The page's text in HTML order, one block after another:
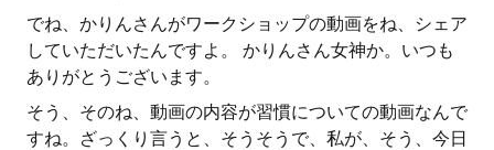
でね、かりんさんがワークショップの動画をね、シェア
していただいたんですよ。 かりんさん女神か。いつも
ありがとうございます。
そう、そのね、動画の内容が習慣についての動画なんで
すね。ざっくり言うと、そうそうで、私が、そう、今日